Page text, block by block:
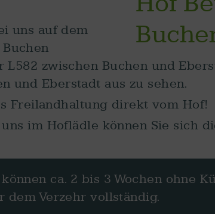
uns auf dem
L582 zwischen Buchen und
und Eberstadt aus zu sehen.
Freilandhaltung direkt vom Hof!
im Hoflädle können Sie sich
ca. 2 bis 3 Wochen ohne
dem Verzehr vollständig.